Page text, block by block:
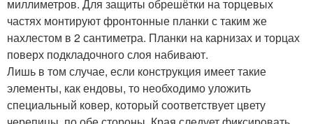
миллиметров. Для защиты обрешётки на торцевых
частях монтируют фронтонные планки с таким же
нахлестом в 2 сантиметра. Планки на карнизах и торцах
поверх подкладочного слоя набивают.
Лишь в том случае, если конструкция имеет такие
элементы, как ендовы, то необходимо уложить
специальный ковер, который соответствует цвету